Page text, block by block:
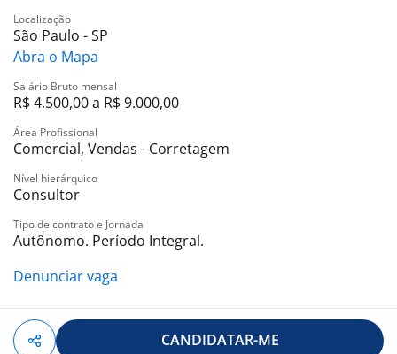
Localização
São Paulo - SP
Abra o Mapa
Salário Bruto mensal
R$ 4.500,00 a R$ 9.000,00
Área Profissional
Comercial, Vendas - Corretagem
Nível hierárquico
Consultor
Tipo de contrato e Jornada
Autônomo. Período Integral.
Denunciar vaga
CANDIDATAR-ME